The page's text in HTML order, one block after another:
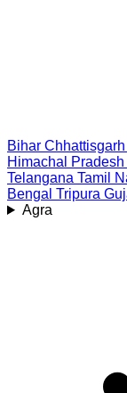
Bihar Chhattisgarh
Himachal Pradesh
Telangana Tamil
Bengal Tripura
Agra